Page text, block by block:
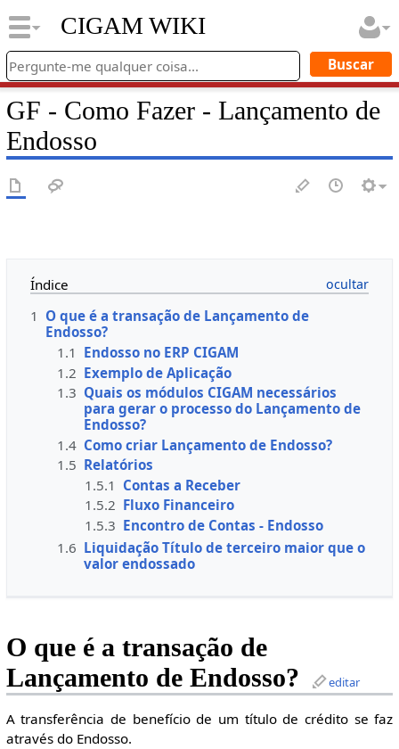
CIGAM WIKI
GF - Como Fazer - Lançamento de
Endosso
Índice
1 O que é a transação de Lançamento de
Endosso?
1.1 Endosso no ERP CIGAM
1.2 Exemplo de Aplicação
1.3 Quais os módulos CIGAM necessários
para gerar o processo do Lançamento de
Endosso?
1.4 Como criar Lançamento de Endosso?
1.5 Relatórios
1.5.1 Contas a Receber
1.5.2 Fluxo Financeiro
1.5.3 Encontro de Contas - Endosso
1.6 Liquidação Título de terceiro maior que o
valor endossado
O que é a transação de
Lançamento de Endosso?
editar
A transferência de benefício de um título de crédito se faz
através do Endosso.